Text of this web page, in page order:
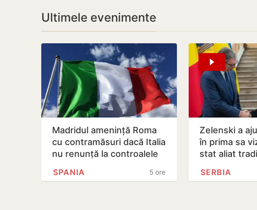
Ultimele evenimente
Madridul amenință Roma
cu contramăsuri dacă Italia
nu renunță la controalele
5 ore
SPANIA
Zelenski a
în prima sa
stat aliat
SERBIA